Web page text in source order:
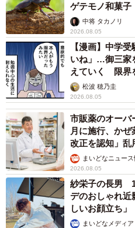
ゲテモノ和菓
らいリアル」
中将 タカノリ
2026.08.05
【漫画】中学
いね」…御三家
えていく 限界
松波 穂乃圭
2026.08.05
市販薬のオーバ
月に施行、か
改正を認知」乱
まいどなニュー
2026.08.05
紗栄子の長男
デのおしゃれ近
しいお顔立ち
で学ぶまいどなメディア